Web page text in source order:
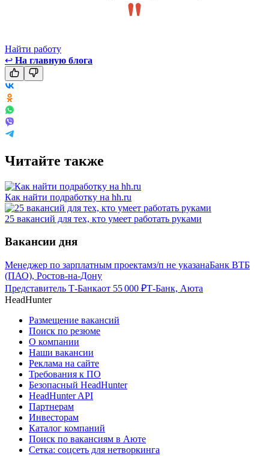
Найти работу
↩ На главную блога
Читайте также
Как найти подработку на hh.ru
25 вакансий для тех, кто умеет работать руками
Вакансии дня
Менеджер по зарплатным проектамз/п не указанаБанк ВТБ
(ПАО), Ростов-на-Дону
Представитель Т-Банкаот 55 000 ₽Т-Банк, Аюта
HeadHunter
Размещение вакансий
Поиск по резюме
О компании
Наши вакансии
Реклама на сайте
Требования к ПО
Безопасный HeadHunter
HeadHunter API
Партнерам
Инвесторам
Каталог компаний
Поиск по вакансиям в Аюте
Сетка: соцсеть для нетворкинга